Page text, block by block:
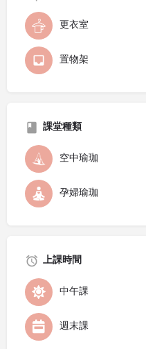
更衣室
置物架
課堂種類
空中瑜珈
孕婦瑜珈
上課時間
中午課
週末課